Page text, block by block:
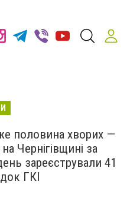
половина хворих —
на Чернігівщині за
зареєстрували 41
ГКІ